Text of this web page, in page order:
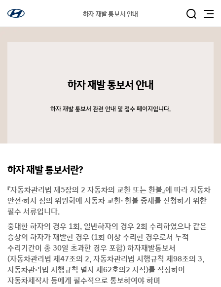
하자 재발 통보서 안내
하자 재발 통보서 안내
하자 재발 통보서 관련 안내 및 접수 페이지입니다.
하자 재발 통보서란?
『자동차관리법 제5장의 2 자동차의 교환 또는 환불』에 따라 자동차
안전·하자 심의 위원회에 자동차 교환· 환불 중재를 신청하기 위한
필수 서류입니다.
중대한 하자의 경우 1회, 일반하자의 경우 2회 수리하였으나 같은
증상의 하자가 재발한 경우 (1회 이상 수리한 경우로서 누적
수리기간이 총 30일 초과한 경우 포함) 하자재발통보서
(자동차관리법 제47조의 2, 자동차관리법 시행규칙 제98조의 3,
자동차관리법 시행규칙 별지 제62호의2 서식)를 작성하여
자동차제작사 등에게 필수적으로 통보하여야 하며